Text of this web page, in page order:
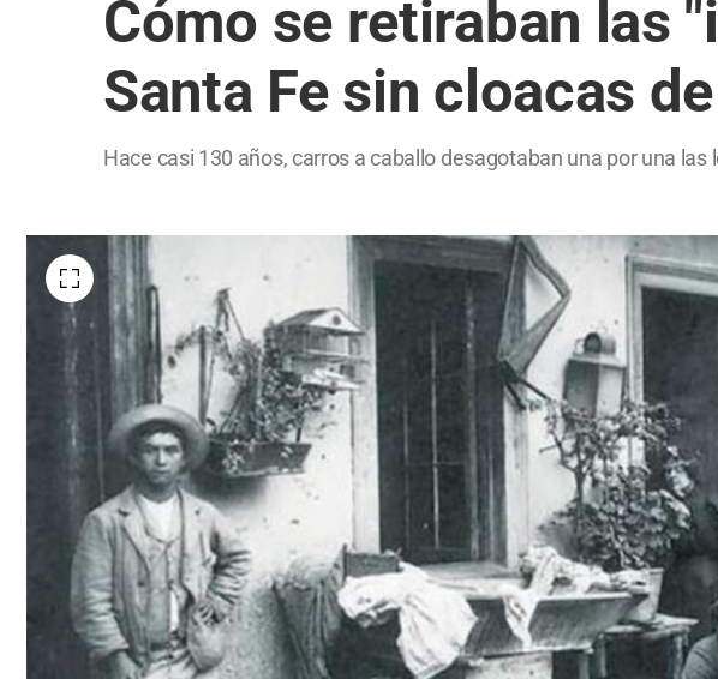
Cómo se retiraban las
Santa Fe sin cloacas
Hace casi 130 años, carros a caballo desagotaban una por una